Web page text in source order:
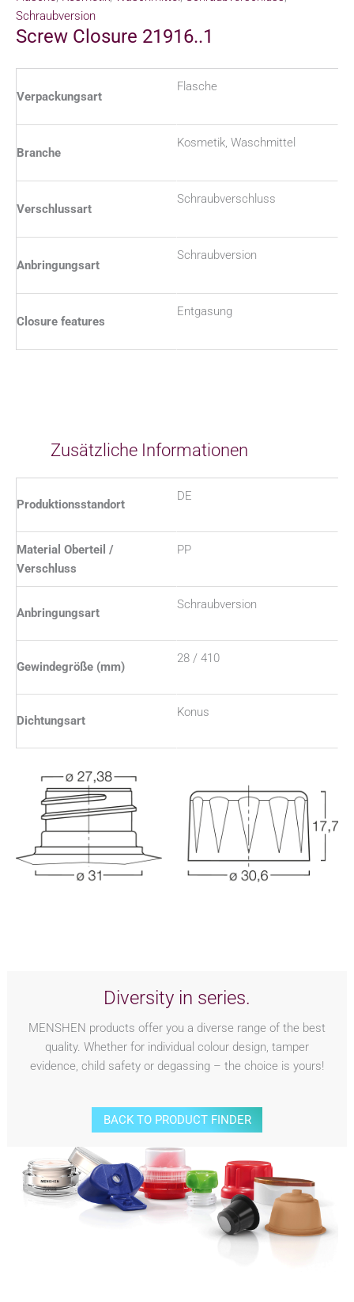
Schraubversion
Screw Closure 21916..1
Verpackungsart
Flasche
Branche
Kosmetik, Waschmittel
Verschlussart
Schraubverschluss
Anbringungsart
Schraubversion
Closure features
Entgasung
Zusätzliche Informationen
Produktionsstandort
DE
Material Oberteil /
Verschluss
PP
Anbringungsart
Schraubversion
Gewindegröße (mm)
28 / 410
Dichtungsart
Konus
Diversity in series.
MENSHEN products offer you a diverse range of the best
quality. Whether for individual colour design, tamper
evidence, child safety or degassing – the choice is yours!
BACK TO PRODUCT FINDER